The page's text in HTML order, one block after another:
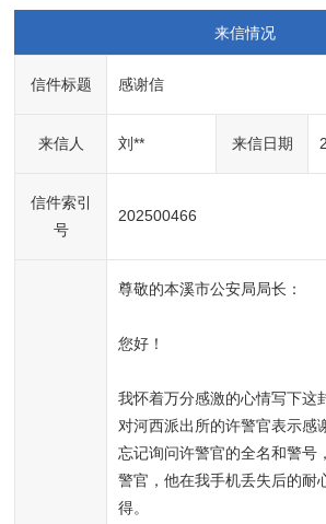
来信情况
信件标题 感谢信
来信人 刘** 来信日期
信件索引
号
202500466
尊敬的本溪市公安局局长：
您好！
我怀着万分感激的心情写下这
对河西派出所的许警官表示感
忘记询问许警官的全名和警号
警官，他在我手机丢失后的耐
得。